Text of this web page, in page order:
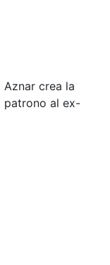
Aznar crea la
patrono al ex-